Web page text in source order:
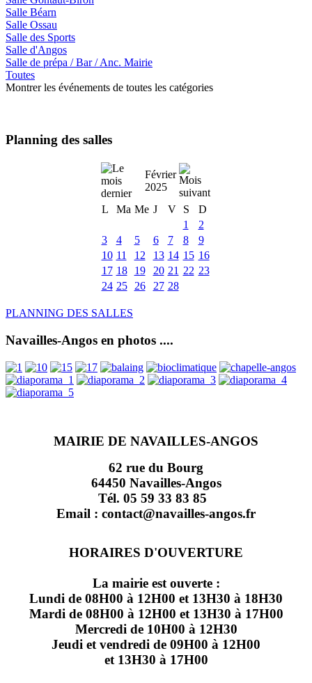
Salle Béarn
Salle Ossau
Salle des Sports
Salle d'Angos
Salle de prépa / Bar / Anc. Mairie
Toutes
Montrer les événements de toutes les catégories
Planning des salles
Février
2025
L
Ma Me J V S
D
1
2
3
4 5 6 7 8
9
10 11 12 13 14 15 16
17 18 19 20 21 22 23
24 25 26 27 28
PLANNING DES SALLES
Navailles-Angos en photos ....
MAIRIE DE NAVAILLES-ANGOS
62 rue du Bourg
64450 Navailles-Angos
Tél. 05 59 33 83 85
Email : contact@navailles-angos.fr
HORAIRES D'OUVERTURE
La mairie est ouverte :
Lundi de 08H00 à 12H00 et 13H30 à 18H30
Mardi de 08H00 à 12H00 et 13H30 à 17H00
Mercredi de 10H00 à 12H30
Jeudi et vendredi de 09H00 à 12H00
et 13H30 à 17H00